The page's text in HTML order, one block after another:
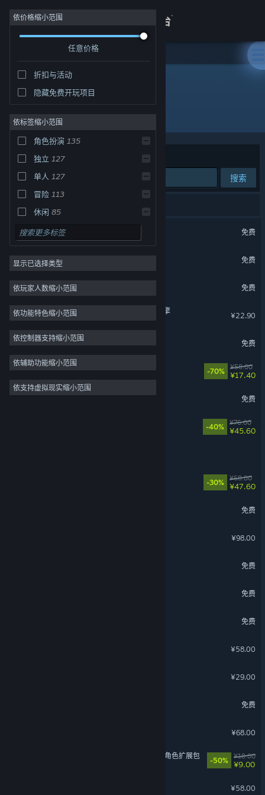
登录
关于
客服
依价格缩小范围
任意价格
折扣与活动
隐藏免费开玩项目
依标签缩小范围
角色扮演 135
独立 127
单人 127
冒险 113
休闲 85
剧情丰富
动作 79
策略 74
模拟 73
探索 56
多人 46
3D 42
开放世界 41
沙盒 41
显示已选择类型
依玩家人数缩小范围
依功能特色缩小范围
依控制器支持缩小范围
依辅助功能缩小范围
依支持虚拟现实缩小范围
热销商品
所有产品
排序依据 相关性
搜索
229 个匹配的搜索结果。
免费
Dota 2 刀塔
免费
三国杀
免费
Wallpaper Engine：壁纸引擎
¥22.90
火炬之光：无限
免费
-70%
¥58.00
¥17.40
七日世界
免费
-40%
¥76.00
¥45.60
-30%
¥68.00
¥47.60
免费
¥98.00
免费
免费
免费
¥58.00
¥29.00
免费
¥68.00
苍翼：混沌效应 - 黑铁直人 角色扩展包
-50%
¥18.00
¥9.00
¥58.00